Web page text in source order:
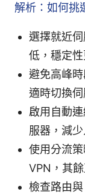
解析：如何挑
選擇就近
低，穩定
避免高峰
適時切換
啟用自動
服器，減
使用分流
VPN，其
檢查路由